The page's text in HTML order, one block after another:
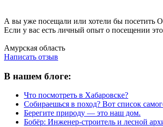
А вы уже посещали или хотели бы посетить
Если у вас есть личный опыт о посещении
Амурская область
Написать отзыв
В нашем блоге:
Что посмотреть в Хабаровске?
Собираешься в поход? Вот список
Берегите природу — это наш дом.
Бобёр: Инженер-строитель и лесной